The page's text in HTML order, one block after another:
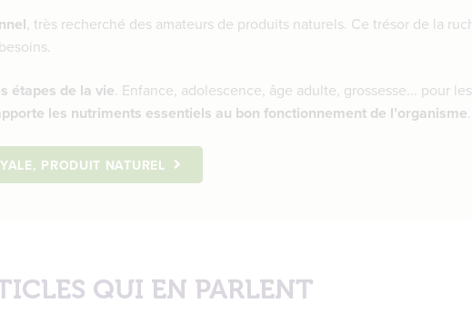
, très recherché des amateurs de produits naturels. Ce trésor de la
étapes de la vie. Enfance, adolescence, âge adulte, grossesse... pour
les nutriments essentiels au bon fonctionnement de l’organisme.
PRODUIT NATUREL
QUI EN PARLENT